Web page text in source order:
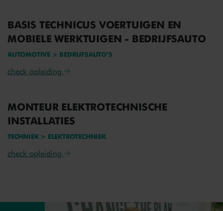
BASIS TECHNICUS VOERTUIGEN EN
MOBIELE WERKTUIGEN - BEDRIJFSAUTO
AUTOMOTIVE > BEDRIJFSAUTO’S
check opleiding
MONTEUR ELEKTROTECHNISCHE
INSTALLATIES
TECHNIEK > ELEKTROTECHNIEK
check opleiding